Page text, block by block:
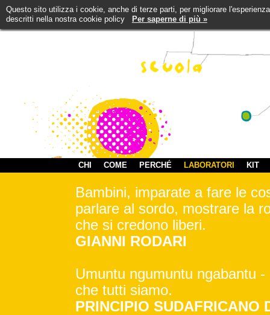
Questo sito utilizza i cookie, anche di terze parti, per migliorare
descritti nella nostra cookie policy
Per saperne di più »
CHI COME PERCHÉ LABORATORI KIT
Bambini, imparate a fare le
parlare al sordo, mostrare la
che si credono liberi.
GIANNI RODARI
Umuntu ngumuntu ngabantu
che tutti siamo.
PRINCIPIO SUDAFRICANO